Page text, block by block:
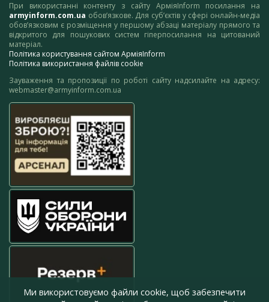
При використанні контенту з сайту АрміяInform посилання на
armyinform.com.ua обов’язкове. Для суб’єктів у сфері онлайн-медіа
обов’язковим є розміщення у першому абзаці матеріалу прямого та
відкритого для пошукових систем гіперпосилання на цитований
матеріал.
Політика користування сайтом АрміяInform
Політика використання файлів cookie
Зауваження та пропозиції по роботі сайту надсилайте на адресу:
webmaster@armyinform.com.ua
Ми використовуємо файли cookie, щоб забезпечити